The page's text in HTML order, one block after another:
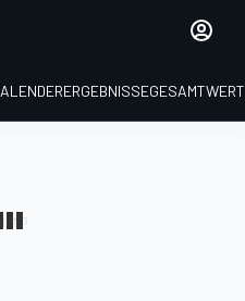
ERGEBNISSE